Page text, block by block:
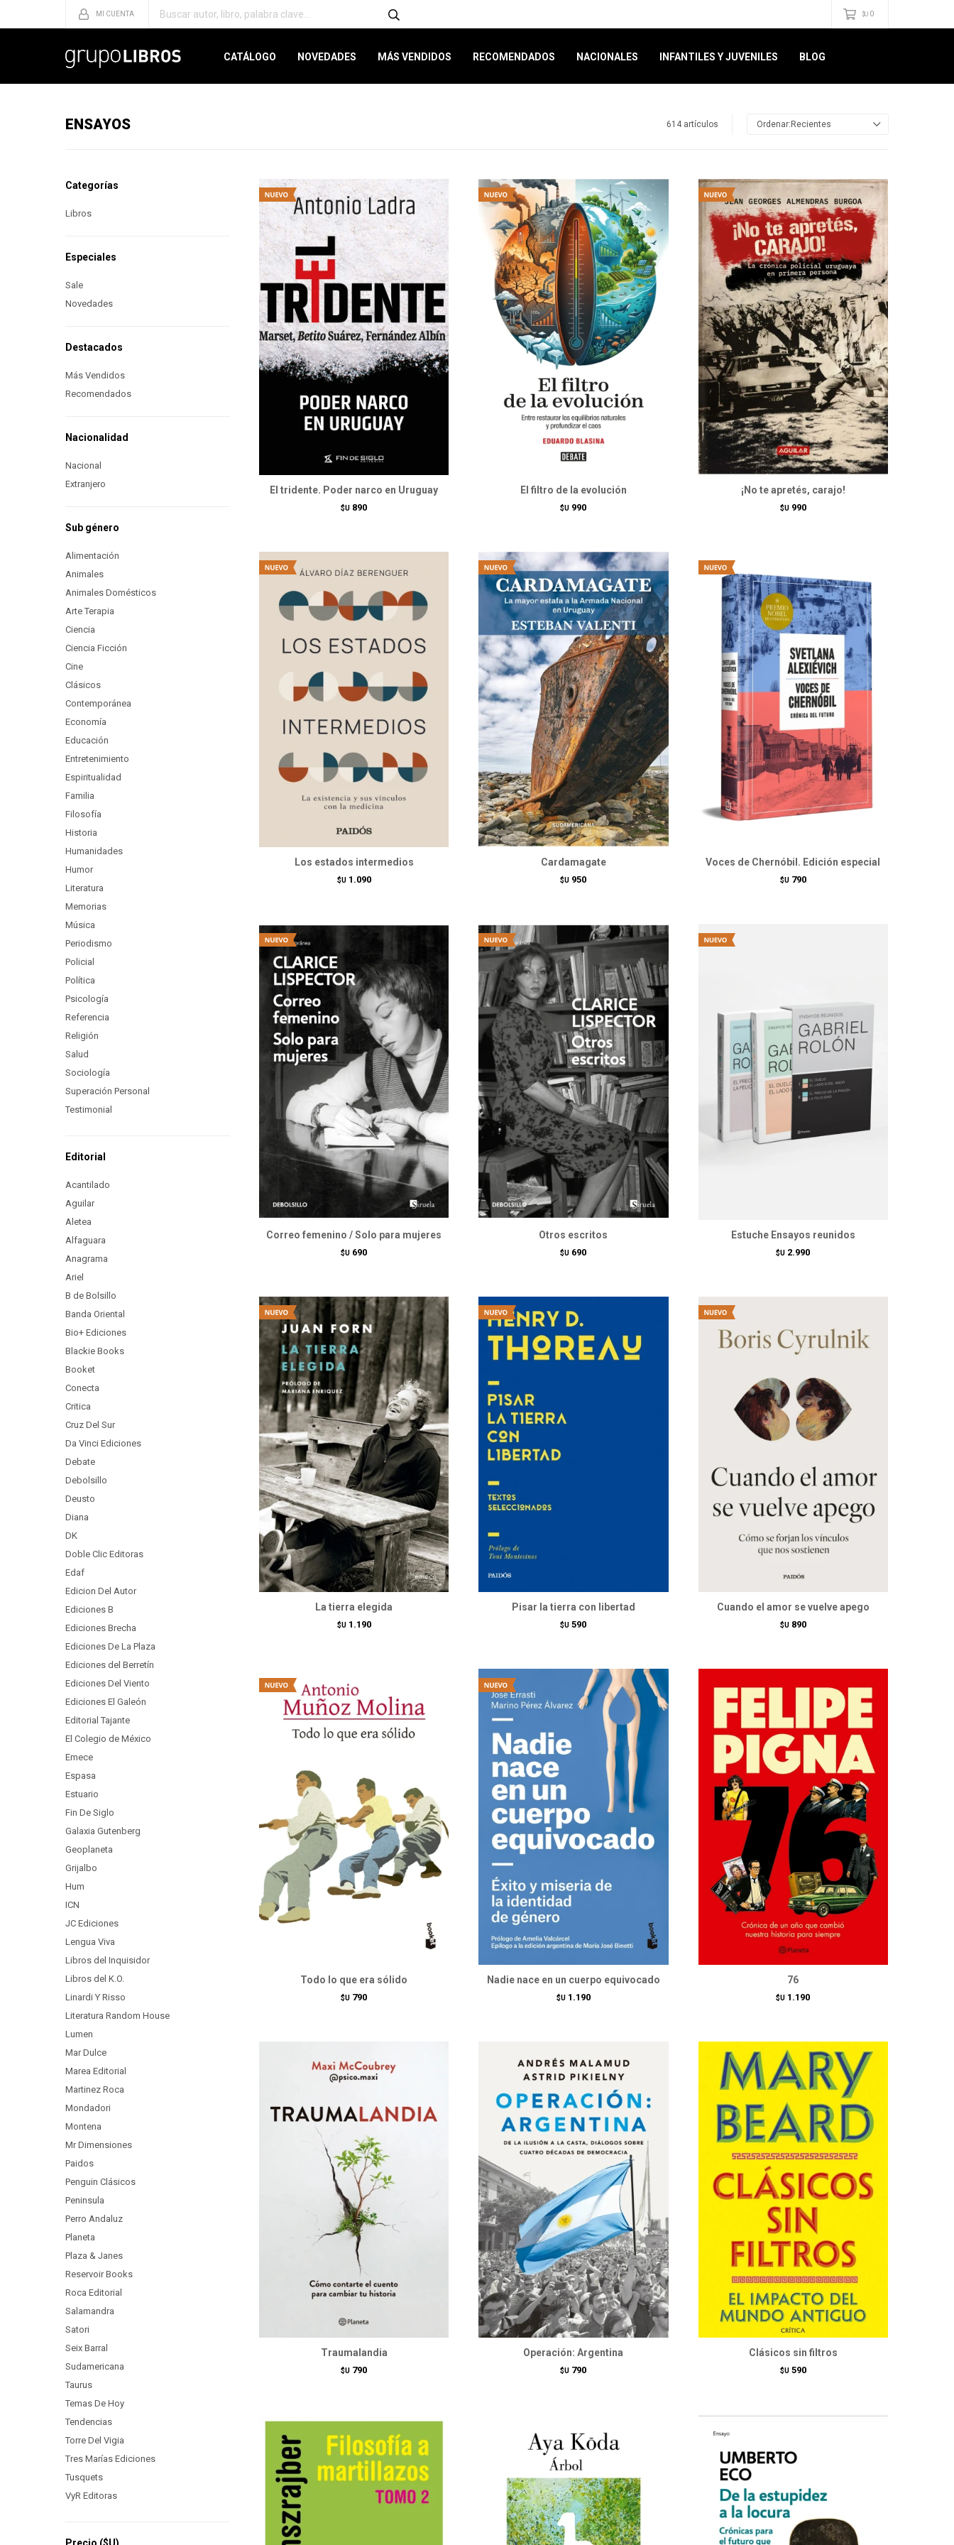
CATÁLOGO NOVEDADES MÁS VENDIDOS RECOMENDADOS NACIONALES INFANTILES Y JUVENILES BLOG
$U 0
ENSAYOS 614 artículos Recientes
El tridente. Poder narco en Uruguay
$U 890
El filtro de la evolución
$U 990
¡No te apretés, carajo!
$U 990
Los estados intermedios
$U 1.090
Cardamagate
$U 950
Voces de Chernóbil. Edición especial
$U 790
Correo femenino / Solo para mujeres
$U 690
Otros escritos
$U 690
Estuche Ensayos reunidos
$U 2.990
La tierra elegida
$U 1.190
Pisar la tierra con libertad
$U 590
Cuando el amor se vuelve apego
$U 890
Todo lo que era sólido
$U 790
Nadie nace en un cuerpo equivocado
$U 1.190
76
$U 1.190
Traumalandia
$U 790
Operación: Argentina
$U 790
Clásicos sin filtros
$U 590
Categorías
Libros
Especiales
Sale
Novedades
Destacados
Más Vendidos
Recomendados
Nacionalidad
Nacional
Extranjero
Sub género
Alimentación
Animales
Animales Domésticos
Arte Terapia
Ciencia
Ciencia Ficción
Cine
Clásicos
Contemporánea
Economía
Educación
Entretenimiento
Espiritualidad
Familia
Filosofía
Historia
Humanidades
Humor
Literatura
Memorias
Música
Periodismo
Policial
Política
Psicología
Referencia
Religión
Salud
Sociología
Superación Personal
Testimonial
Editorial
Acantilado
Aguilar
Aletea
Alfaguara
Anagrama
Ariel
B de Bolsillo
Banda Oriental
Bio+ Ediciones
Blackie Books
Booket
Conecta
Critica
Cruz Del Sur
Da Vinci Ediciones
Debate
Debolsillo
Deusto
Diana
DK
Doble Clic Editoras
Edaf
Edicion Del Autor
Ediciones B
Ediciones Brecha
Ediciones De La Plaza
Ediciones del Berretín
Ediciones Del Viento
Ediciones El Galeón
Editorial Tajante
El Colegio de México
Emece
Espasa
Estuario
Fin De Siglo
Galaxia Gutenberg
Geoplaneta
Grijalbo
Hum
ICN
JC Ediciones
Lengua Viva
Libros del Inquisidor
Libros del K.O.
Linardi Y Risso
Literatura Random House
Lumen
Mar Dulce
Marea Editorial
Martinez Roca
Mondadori
Montena
Mr Dimensiones
Paidos
Penguin Clásicos
Peninsula
Perro Andaluz
Planeta
Plaza & Janes
Reservoir Books
Roca Editorial
Salamandra
Satori
Seix Barral
Sudamericana
Taurus
Temas De Hoy
Tendencias
Torre Del Vigia
Tres Marías Ediciones
Tusquets
VyR Editoras